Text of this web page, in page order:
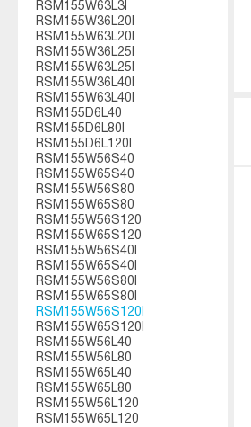
RSM155W63L3I
RSM155W36L20I
RSM155W63L20I
RSM155W36L25I
RSM155W63L25I
RSM155W36L40I
RSM155W63L40I
RSM155D6L40
RSM155D6L80I
RSM155D6L120I
RSM155W56S40
RSM155W65S40
RSM155W56S80
RSM155W65S80
RSM155W56S120
RSM155W65S120
RSM155W56S40I
RSM155W65S40I
RSM155W56S80I
RSM155W65S80I
RSM155W56S120I
RSM155W65S120I
RSM155W56L40
RSM155W56L80
RSM155W65L40
RSM155W65L80
RSM155W56L120
RSM155W65L120